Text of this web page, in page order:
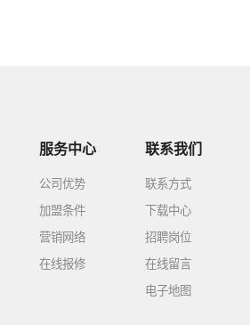
服务中心
公司优势
加盟条件
营销网络
在线报修
联系我们
联系方式
下载中心
招聘岗位
在线留言
电子地图